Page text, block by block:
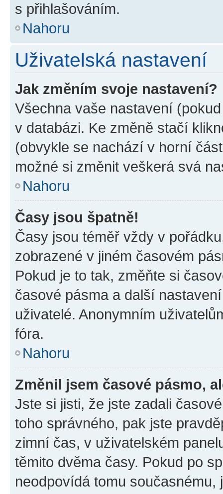
s přihlašováním.
Nahoru
Uživatelská nastavení
Jak změním svoje nastavení?
Všechna vaše nastavení
v databázi. Ke změně stačí
(obvykle se nachází v horní
možné si změnit veškerá svá
Nahoru
Časy jsou špatně!
Časy jsou téměř vždy v
zobrazené v jiném časovém
Pokud je to tak, změňte si
časové pásma a další
uživatelé. Anonymním
fóra.
Nahoru
Změnil jsem časové pásmo,
Jste si jisti, že jste zadali
toho správného, pak jste
zimní čas, v uživatelském
těmito dvěma časy. Pokud po
neodpovídá tomu